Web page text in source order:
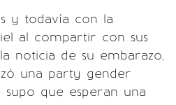
y todavía con la
al compartir con sus
noticia de su embarazo,
una party gender
que esperan una